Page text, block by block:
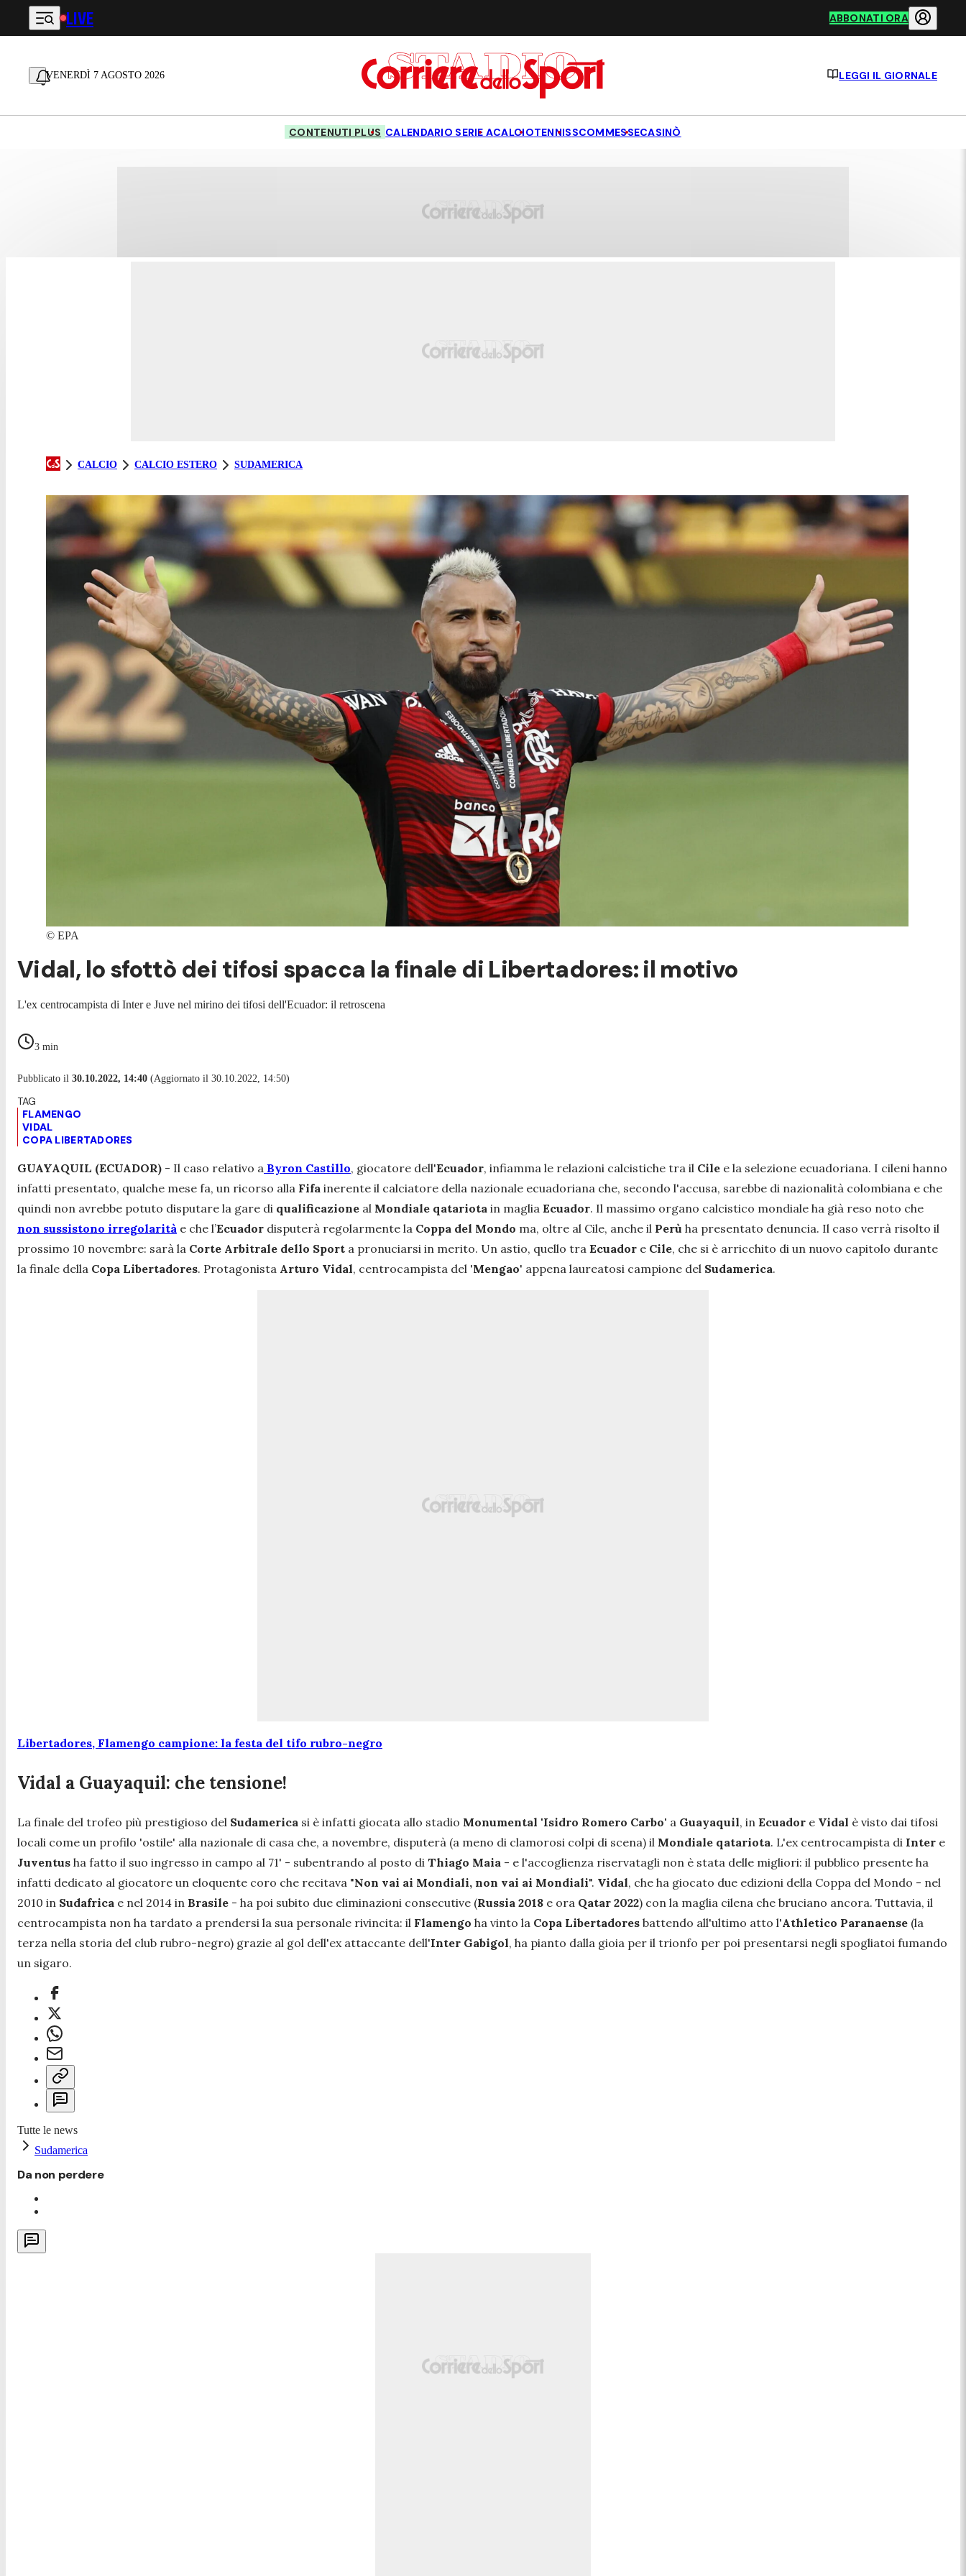
Vai al contenuto principale
LIVE ABBONATI ORA
VENERDÌ 7 AGOSTO 2026 LEGGI IL GIORNALE
CONTENUTI PLUS CALENDARIO SERIE ACALCIOTENNISSCOMMESSECASINÒ
CALCIO CALCIO ESTERO SUDAMERICA
© EPA
Vidal, lo sfottò dei tifosi spacca la finale di Libertadores: il motivo
L'ex centrocampista di Inter e Juve nel mirino dei tifosi dell'Ecuador: il retroscena
3 min
Pubblicato il 30.10.2022, 14:40 (Aggiornato il 30.10.2022, 14:50)
FLAMENGO
VIDAL
COPA LIBERTADORES
GUAYAQUIL (ECUADOR) - Il caso relativo a Byron Castillo, giocatore dell'Ecuador, infiamma le relazioni calcistiche tra il Cile e la selezione ecuadoriana. I cileni hanno
infatti presentato, qualche mese fa, un ricorso alla Fifa inerente il calciatore della nazionale ecuadoriana che, secondo l'accusa, sarebbe di nazionalità colombiana e che
quindi non avrebbe potuto disputare la gare di qualificazione al Mondiale qatariota in maglia Ecuador. Il massimo organo calcistico mondiale ha già reso noto che
non sussistono irregolarità e che l’Ecuador disputerà regolarmente la Coppa del Mondo ma, oltre al Cile, anche il Perù ha presentato denuncia. Il caso verrà risolto il
prossimo 10 novembre: sarà la Corte Arbitrale dello Sport a pronuciarsi in merito. Un astio, quello tra Ecuador e Cile, che si è arricchito di un nuovo capitolo durante
la finale della Copa Libertadores. Protagonista Arturo Vidal, centrocampista del 'Mengao' appena laureatosi campione del Sudamerica.
Libertadores, Flamengo campione: la festa del tifo rubro-negro
Vidal a Guayaquil: che tensione!
La finale del trofeo più prestigioso del Sudamerica si è infatti giocata allo stadio Monumental 'Isidro Romero Carbo' a Guayaquil, in Ecuador e Vidal è visto dai tifosi
locali come un profilo 'ostile' alla nazionale di casa che, a novembre, disputerà (a meno di clamorosi colpi di scena) il Mondiale qatariota. L'ex centrocampista di Inter e
Juventus ha fatto il suo ingresso in campo al 71' - subentrando al posto di Thiago Maia - e l'accoglienza riservatagli non è stata delle migliori: il pubblico presente ha
infatti dedicato al giocatore un eloquente coro che recitava "Non vai ai Mondiali, non vai ai Mondiali". Vidal, che ha giocato due edizioni della Coppa del Mondo - nel
2010 in Sudafrica e nel 2014 in Brasile - ha poi subito due eliminazioni consecutive (Russia 2018 e ora Qatar 2022) con la maglia cilena che bruciano ancora. Tuttavia, il
centrocampista non ha tardato a prendersi la sua personale rivincita: il Flamengo ha vinto la Copa Libertadores battendo all'ultimo atto l'Athletico Paranaense (la
terza nella storia del club rubro-negro) grazie al gol dell'ex attaccante dell'Inter Gabigol, ha pianto dalla gioia per il trionfo per poi presentarsi negli spogliatoi fumando
un sigaro.
Tutte le news
Sudamerica
Da non perdere